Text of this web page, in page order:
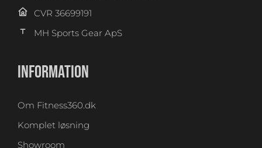
CVR 36699191
MH Sports Gear ApS
INFORMATION
Om Fitness360.dk
Komplet løsning
Showroom